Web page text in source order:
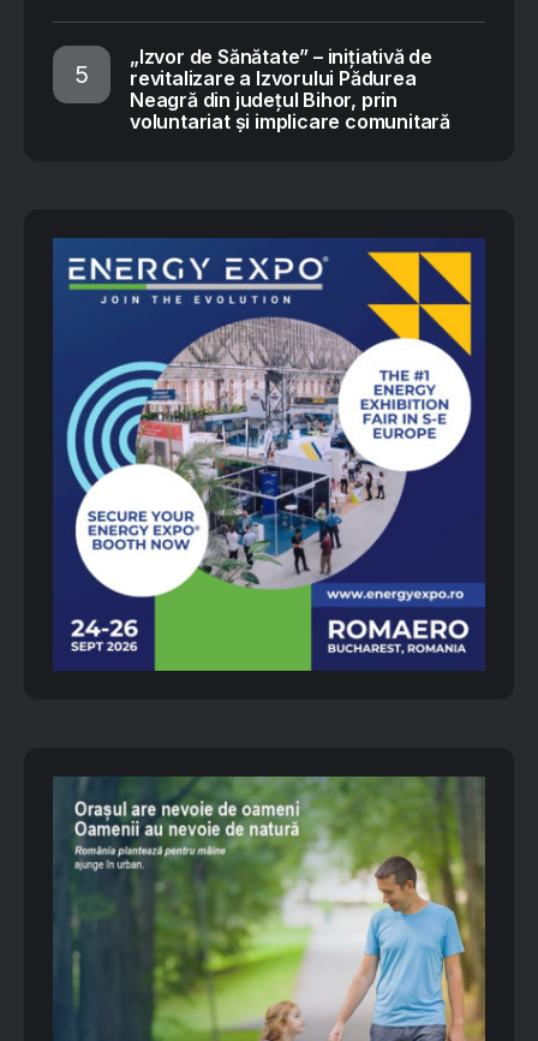
„Izvor de Sănătate” – inițiativă de
revitalizare a Izvorului Pădurea
Neagră din județul Bihor, prin
voluntariat și implicare comunitară